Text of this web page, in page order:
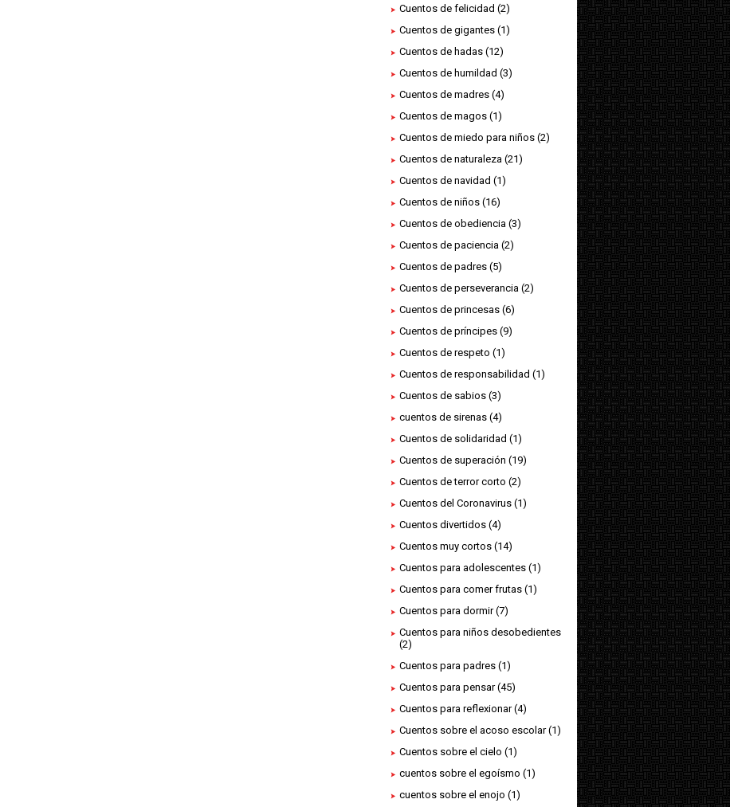
Cuentos de felicidad (2)
Cuentos de gigantes (1)
Cuentos de hadas (12)
Cuentos de humildad (3)
Cuentos de madres (4)
Cuentos de magos (1)
Cuentos de miedo para niños (2)
Cuentos de naturaleza (21)
Cuentos de navidad (1)
Cuentos de niños (16)
Cuentos de obediencia (3)
Cuentos de paciencia (2)
Cuentos de padres (5)
Cuentos de perseverancia (2)
Cuentos de princesas (6)
Cuentos de príncipes (9)
Cuentos de respeto (1)
Cuentos de responsabilidad (1)
Cuentos de sabios (3)
cuentos de sirenas (4)
Cuentos de solidaridad (1)
Cuentos de superación (19)
Cuentos de terror corto (2)
Cuentos del Coronavirus (1)
Cuentos divertidos (4)
Cuentos muy cortos (14)
Cuentos para adolescentes (1)
Cuentos para comer frutas (1)
Cuentos para dormir (7)
Cuentos para niños desobedientes
(2)
Cuentos para padres (1)
Cuentos para pensar (45)
Cuentos para reflexionar (4)
Cuentos sobre el acoso escolar (1)
Cuentos sobre el cielo (1)
cuentos sobre el egoísmo (1)
cuentos sobre el enojo (1)